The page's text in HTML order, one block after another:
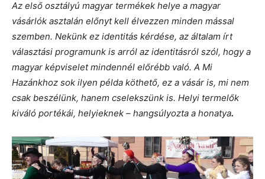
Az első osztályú magyar termékek helye a magyar
vásárlók asztalán előnyt kell élvezzen minden mással
szemben. Nekünk ez identitás kérdése, az általam írt
választási programunk is arról az identitásról szól, hogy a
magyar képviselet mindennél előrébb való. A Mi
Hazánkhoz sok ilyen példa köthető, ez a vásár is, mi nem
csak beszélünk, hanem cselekszünk is. Helyi termelők
kiváló portékái, helyieknek – hangsúlyozta a honatya.